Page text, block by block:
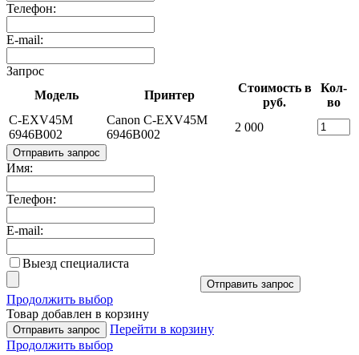
Телефон:
E-mail:
Запрос
Модель
Принтер
Стоимость в
руб.
Кол-
во
C-EXV45M
6946B002
Canon C-EXV45M
6946B002
2 000
Отправить запрос
Имя:
Телефон:
E-mail:
Выезд специалиста
Отправить запрос
Продолжить выбор
Товар добавлен в корзину
Отправить запрос
Перейти в корзину
Продолжить выбор